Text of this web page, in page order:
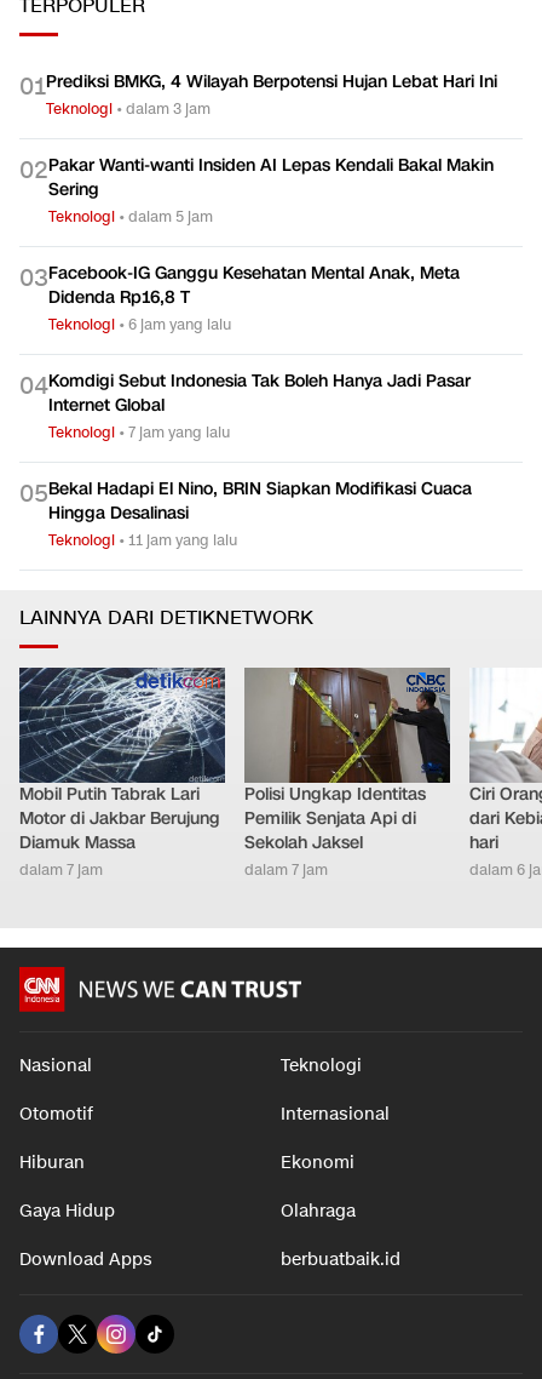
TERPOPULER
01Prediksi BMKG, 4 Wilayah Berpotensi Hujan Lebat Hari Ini
Teknologi •dalam 3 jam
02Pakar Wanti-wanti Insiden AI Lepas Kendali Bakal Makin
Sering
Teknologi •dalam 5 jam
03Facebook-IG Ganggu Kesehatan Mental Anak, Meta
Didenda Rp16,8 T
Teknologi •6 jam yang lalu
04Komdigi Sebut Indonesia Tak Boleh Hanya Jadi Pasar
Internet Global
Teknologi •7 jam yang lalu
05Bekal Hadapi El Nino, BRIN Siapkan Modifikasi Cuaca
Hingga Desalinasi
Teknologi •11 jam yang lalu
LAINNYA DARI DETIKNETWORK
Mobil Putih Tabrak Lari
Motor di Jakbar Berujung
Diamuk Massa
dalam 7 jam
Polisi Ungkap Identitas
Pemilik Senjata Api di
Sekolah Jaksel
dalam 7 jam
Ciri
dari
hari
dalam 6
Nasional Teknologi
Otomotif Internasional
Hiburan Ekonomi
Gaya Hidup Olahraga
Download Apps berbuatbaik.id